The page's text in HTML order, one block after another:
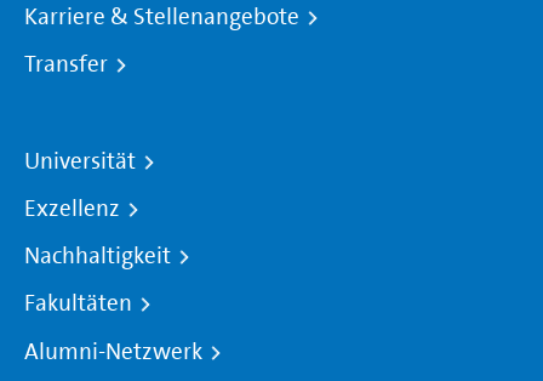
Karriere & Stellenangebote
Transfer
Universität
Exzellenz
Nachhaltigkeit
Fakultäten
Alumni-Netzwerk